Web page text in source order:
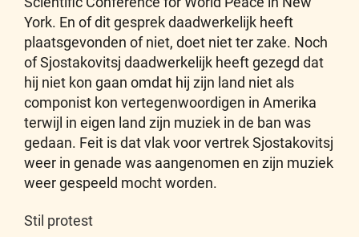
York. En of dit gesprek daadwerkelijk heeft
plaatsgevonden of niet, doet niet ter zake. Noch
of Sjostakovitsj daadwerkelijk heeft gezegd dat
hij niet kon gaan omdat hij zijn land niet als
componist kon vertegenwoordigen in Amerika
terwijl in eigen land zijn muziek in de ban was
gedaan. Feit is dat vlak voor vertrek Sjostakovitsj
weer in genade was aangenomen en zijn muziek
weer gespeeld mocht worden.
Stil protest